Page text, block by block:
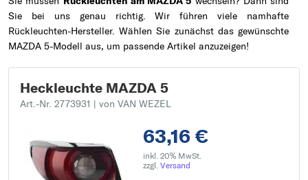
Sie bei uns genau richtig. Wir führen viele namhafte
Rückleuchten-Hersteller. Wählen Sie zunächst das gewünschte
MAZDA 5-Modell aus, um passende Artikel anzuzeigen!
Heckleuchte MAZDA 5
Art.-Nr. 2773931 | von VAN WEZEL
63,16 €
inkl. 20% MwSt.
zzgl. Versand